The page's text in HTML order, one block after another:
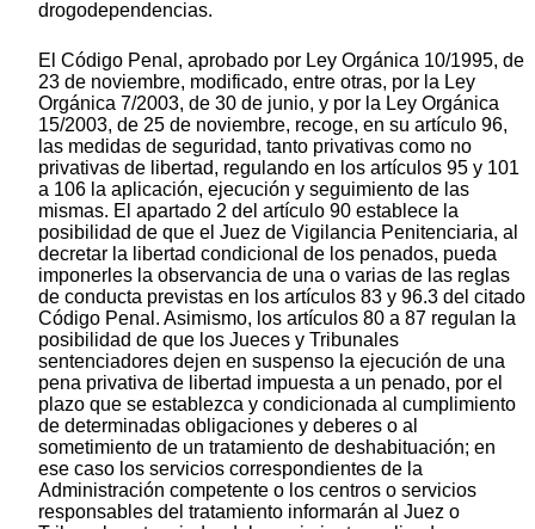
drogodependencias.
El Código Penal, aprobado por Ley Orgánica 10/1995, de
23 de noviembre, modificado, entre otras, por la Ley
Orgánica 7/2003, de 30 de junio, y por la Ley Orgánica
15/2003, de 25 de noviembre, recoge, en su artículo 96,
las medidas de seguridad, tanto privativas como no
privativas de libertad, regulando en los artículos 95 y 101
a 106 la aplicación, ejecución y seguimiento de las
mismas. El apartado 2 del artículo 90 establece la
posibilidad de que el Juez de Vigilancia Penitenciaria, al
decretar la libertad condicional de los penados, pueda
imponerles la observancia de una o varias de las reglas
de conducta previstas en los artículos 83 y 96.3 del citado
Código Penal. Asimismo, los artículos 80 a 87 regulan la
posibilidad de que los Jueces y Tribunales
sentenciadores dejen en suspenso la ejecución de una
pena privativa de libertad impuesta a un penado, por el
plazo que se establezca y condicionada al cumplimiento
de determinadas obligaciones y deberes o al
sometimiento de un tratamiento de deshabituación; en
ese caso los servicios correspondientes de la
Administración competente o los centros o servicios
responsables del tratamiento informarán al Juez o